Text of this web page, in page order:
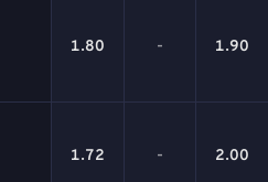
1.80 - 1.90
1.72 - 2.00